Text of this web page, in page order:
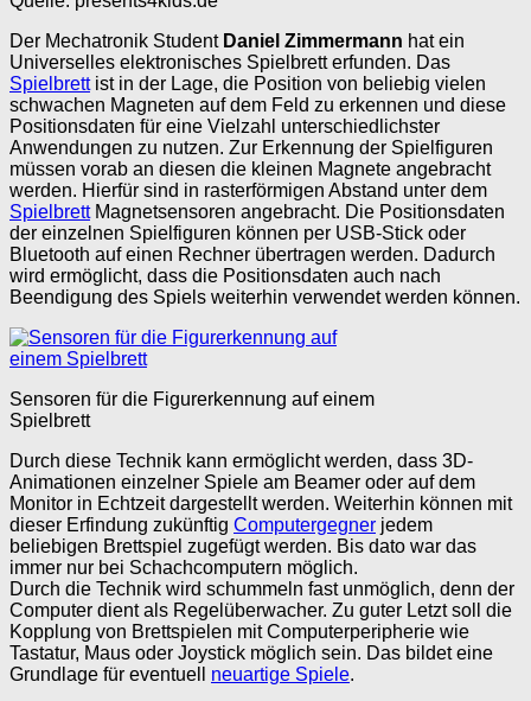
Der Mechatronik Student Daniel Zimmermann hat ein
Universelles elektronisches Spielbrett erfunden. Das
Spielbrettist in der Lage, die Position von beliebig vielen
schwachen Magneten auf dem Feld zu erkennen und diese
Positionsdaten für eine Vielzahl unterschiedlichster
Anwendungen zu nutzen. Zur Erkennung der Spielfiguren
müssen vorab an diesen die kleinen Magnete angebracht
werden. Hierfür sind in rasterförmigen Abstand unter dem
SpielbrettMagnetsensoren angebracht. Die Positionsdaten
der einzelnen Spielfiguren können per USB-Stick oder
Bluetooth auf einen Rechner übertragen werden. Dadurch
wird ermöglicht, dass die Positionsdaten auch nach
Beendigung des Spiels weiterhin verwendet werden können.
Sensoren für die Figurerkennung auf einem
Spielbrett
Durch diese Technik kann ermöglicht werden, dass 3D-
Animationen einzelner Spiele am Beamer oder auf dem
Monitor in Echtzeit dargestellt werden. Weiterhin können mit
dieser Erfindung zukünftig Computergegner jedem
beliebigen Brettspiel zugefügt werden. Bis dato war das
immer nur bei Schachcomputern möglich.
Durch die Technik wird schummeln fast unmöglich, denn der
Computer dient als Regelüberwacher. Zu guter Letzt soll die
Kopplung von Brettspielen mit Computerperipherie wie
Tastatur, Maus oder Joystick möglich sein. Das bildet eine
Grundlage für eventuell neuartige Spiele.